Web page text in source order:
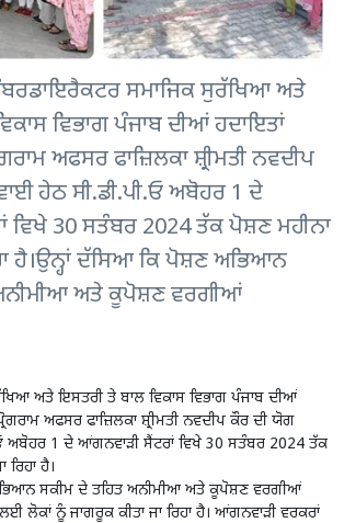
ਸਮਾਜਿਕ ਸੁਰੱਖਿਆ ਅਤੇ
ਵਿਭਾਗ ਪੰਜਾਬ ਦੀਆਂ ਹਦਾਇਤਾਂ
ਅਫਸਰ ਫਾਜ਼ਿਲਕਾ ਸ਼੍ਰੀਮਤੀ ਨਵਦੀਪ
ਹੇਠ ਸੀ.ਡੀ.ਪੀ.ਓ ਅਬੋਹਰ 1 ਦੇ
ਵਿਖੇ 30 ਸਤੰਬਰ 2024 ਤੱਕ ਪੋਸ਼ਣ ਮਹੀਨਾ
ਹੈ।ਉਨ੍ਹਾਂ ਦੱਸਿਆ ਕਿ ਪੋਸ਼ਣ ਅਭਿਆਨ
ਅਤੇ ਕੂਪੋਸ਼ਣ ਵਰਗੀਆਂ
ਅਤੇ ਇਸਤਰੀ ਤੇ ਬਾਲ ਵਿਕਾਸ ਵਿਭਾਗ ਪੰਜਾਬ ਦੀਆਂ
ਅਫਸਰ ਫਾਜ਼ਿਲਕਾ ਸ਼੍ਰੀਮਤੀ ਨਵਦੀਪ ਕੌਰ ਦੀ ਯੋਗ
ਅਬੋਹਰ 1 ਦੇ ਆਂਗਨਵਾੜੀ ਸੈਂਟਰਾਂ ਵਿਖੇ 30 ਸਤੰਬਰ 2024 ਤੱਕ
ਹੈ।
ਸਕੀਮ ਦੇ ਤਹਿਤ ਅਨੀਮੀਆ ਅਤੇ ਕੂਪੋਸ਼ਣ ਵਰਗੀਆਂ
ਲੋਕਾਂ ਨੂੰ ਜਾਗਰੂਕ ਕੀਤਾ ਜਾ ਰਿਹਾ ਹੈ। ਆਂਗਨਵਾੜੀ ਵਰਕਰਾਂ